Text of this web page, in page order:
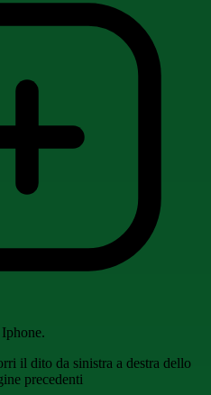
il dito da sinistra a destra dello
precedenti